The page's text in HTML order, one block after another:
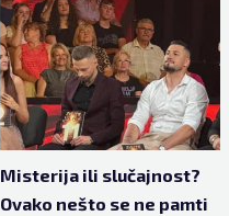
Misterija ili slučajnost?
Ovako nešto se ne pamti